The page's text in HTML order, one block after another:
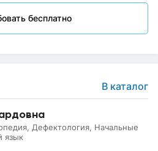
бесплатно
В каталог
Дефектология, Начальные
язык